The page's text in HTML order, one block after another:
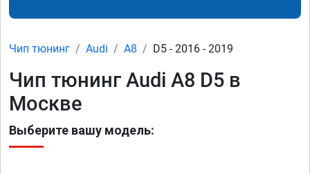
Чип тюнинг Audi A8 D5 - 2016 - 2019
Чип тюнинг Audi A8 D5 в
Москве
Выберите вашу модель: